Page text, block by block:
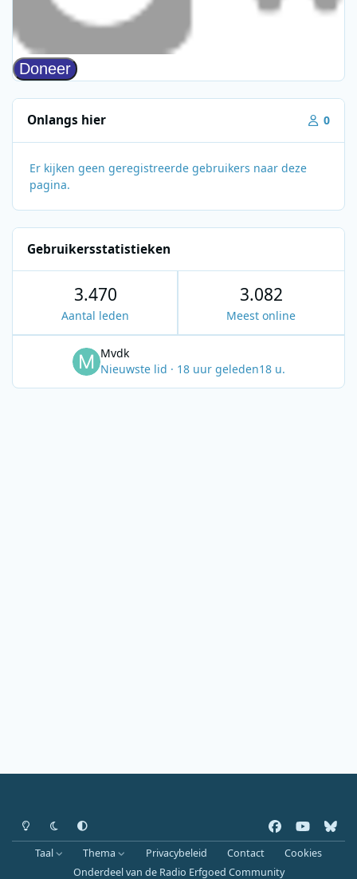
Onlangs hier 0
Er kijken geen geregistreerde gebruikers naar deze
pagina.
Gebruikersstatistieken
3.470
Aantal leden
3.082
Meest online
Mvdk
Nieuwste lid · 18 uur geleden18 u.
Heldere modus
Donkere modus
Systeemvoorkeur
a
c
o
u
b
l
u
Taal Thema Privacybeleid Contact
Cookies
Onderdeel van de Radio Erfgoed Community